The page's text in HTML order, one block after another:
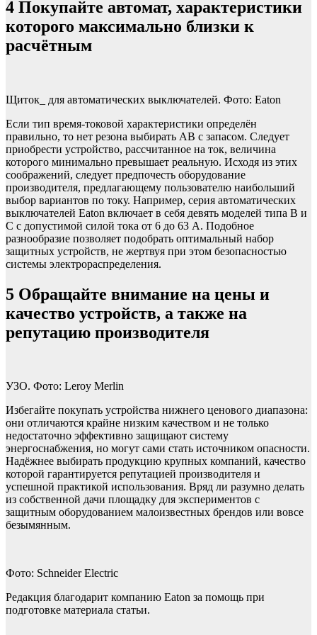
4 Покупайте автомат, характеристики
которого максимально близки к
расчётным
Щиток_ для автоматических выключателей. Фото: Eaton
Если тип время-токовой характеристики определён
правильно, то нет резона выбирать АВ с запасом. Следует
приобрести устройство, рассчитанное на ток, величина
которого минимально превышает реальную. Исходя из этих
соображений, следует предпочесть оборудование
производителя, предлагающему пользователю наибольший
выбор вариантов по току. Например, серия автоматических
выключателей Eaton включает в себя девять моделей типа B и
C с допустимой силой тока от 6 до 63 А. Подобное
разнообразие позволяет подобрать оптимальный набор
защитных устройств, не жертвуя при этом безопасностью
системы электрораспределения.
5 Обращайте внимание на цены и
качество устройств, а также на
репутацию производителя
УЗО. Фото: Leroy Merlin
Избегайте покупать устройства нижнего ценового диапазона:
они отличаются крайне низким качеством и не только
недостаточно эффективно защищают систему
энергоснабжения, но могут сами стать источником опасности.
Надёжнее выбирать продукцию крупных компаний, качество
которой гарантируется репутацией производителя и
успешной практикой использования. Вряд ли разумно делать
из собственной дачи площадку для экспериментов с
защитным оборудованием малоизвестных брендов или вовсе
безымянным.
Фото: Schneider Electric
Редакция благодарит компанию Eaton за помощь при
подготовке материала статьи.